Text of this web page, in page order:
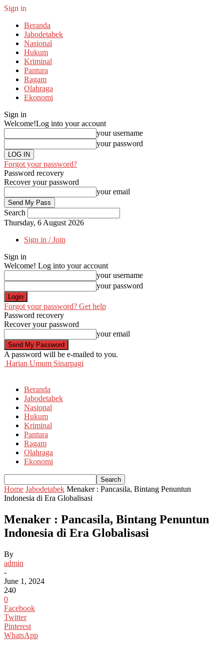
Sign in
Beranda
Jabodetabek
Nasional
Hukum
Kriminal
Pantura
Ragam
Olahraga
Ekonomi
Sign in
Welcome!Log into your account
your username
your password
Forgot your password?
Password recovery
Recover your password
your email
Search
Thursday, 6 August 2026
Sign in / Join
Sign in
Welcome! Log into your account
your username
your password
Forgot your password? Get help
Password recovery
Recover your password
your email
A password will be e-mailed to you.
Harian Umum Sinarpagi
Beranda
Jabodetabek
Nasional
Hukum
Kriminal
Pantura
Ragam
Olahraga
Ekonomi
Home Jabodetabek Menaker : Pancasila, Bintang Penuntun
Indonesia di Era Globalisasi
Menaker : Pancasila, Bintang Penuntun
Indonesia di Era Globalisasi
By
admin
-
June 1, 2024
240
0
Facebook
Twitter
Pinterest
WhatsApp